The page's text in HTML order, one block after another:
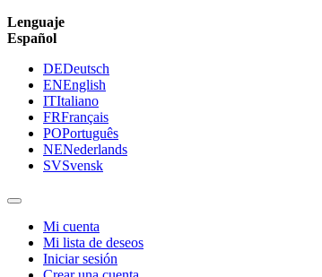
Lenguaje
Español
DEDeutsch
ENEnglish
ITItaliano
FRFrançais
POPortuguês
NENederlands
SVSvensk
Mi cuenta
Mi lista de deseos
Iniciar sesión